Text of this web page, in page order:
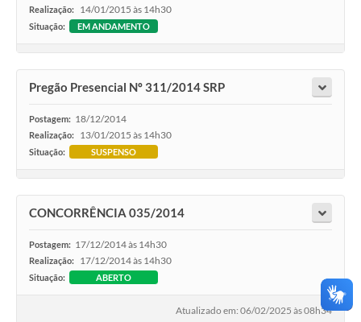
Realização: 14/01/2015 às 14h30
Situação: EM ANDAMENTO
Pregão Presencial Nº 311/2014 SRP
Postagem: 18/12/2014
Realização: 13/01/2015 às 14h30
Situação: SUSPENSO
CONCORRÊNCIA 035/2014
Postagem: 17/12/2014 às 14h30
Realização: 17/12/2014 às 14h30
Situação: ABERTO
Atualizado em: 06/02/2025 às 08h34